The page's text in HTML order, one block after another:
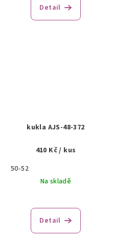
Detail
kukla AJS-48-372
410 Kč/ kus
50-52
Na skladě
Detail